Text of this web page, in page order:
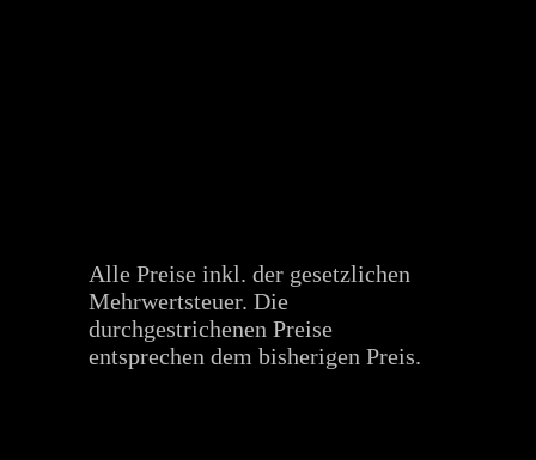
Alle Preise inkl. der gesetzlichen
Mehrwertsteuer. Die
durchgestrichenen Preise
entsprechen dem bisherigen Preis.